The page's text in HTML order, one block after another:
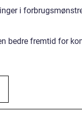
i
bedre fremtid for